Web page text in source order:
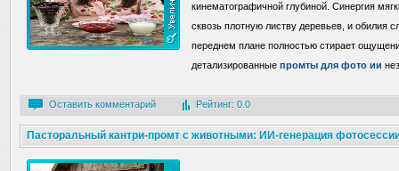
кинематографичной глубиной. Синергия
сквозь плотную листву деревьев, и обилия
переднем плане полностью стирает
детализированные промты для фото ии
Оставить комментарий Рейтинг: 0.0
Пасторальный кантри-промт с животными: ИИ-генерация